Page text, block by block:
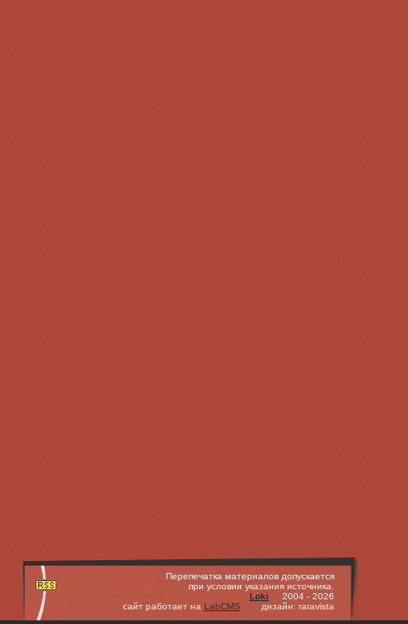
Перепечатка материалов допускается
при условии указания источника.
Loki 2004 - 2026
сайт работает на LabCMS дизайн: raravista